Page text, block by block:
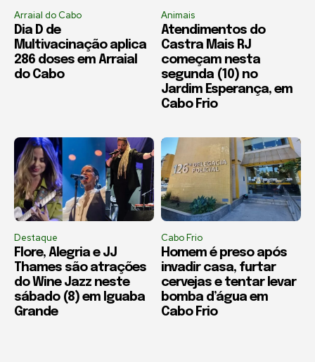
Arraial do Cabo
Dia D de
Multivacinação aplica
286 doses em Arraial
do Cabo
Animais
Atendimentos do
Castra Mais RJ
começam nesta
segunda (10) no
Jardim Esperança, em
Cabo Frio
Destaque
Flore, Alegria e JJ
Thames são atrações
do Wine Jazz neste
sábado (8) em Iguaba
Grande
Cabo Frio
Homem é preso após
invadir casa, furtar
cervejas e tentar levar
bomba d’água em
Cabo Frio